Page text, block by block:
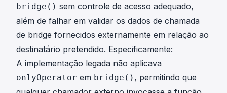
bridge() sem controle de acesso adequado,
além de falhar em validar os dados de chamada
de bridge fornecidos externamente em relação ao
destinatário pretendido. Especificamente:
A implementação legada não aplicava
onlyOperator em bridge() , permitindo que